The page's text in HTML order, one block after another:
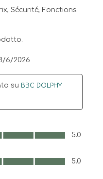
Sécurité, Fonctions
6/2026
su BBC DOLPHY
5.0
5.0